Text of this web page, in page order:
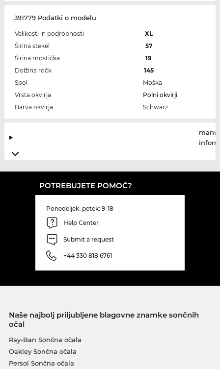
391779 Podatki o modelu
Velikosti in podrobnosti
XL
Širina stekel
57
Širina mostička
19
Dolžina ročk
145
Spol
Moška
Vrsta okvirja
Polni okvirji
Barva okvirja
Schwarz
POTREBUJETE POMOČ?
Ponedeljek–petek: 9-18
Help Center
Submit a request
+44 330 818 6761
Naše najbolj priljubljene blagovne znamke sončnih
očal
Ray-Ban Sončna očala
Oakley Sončna očala
Persol Sončna očala